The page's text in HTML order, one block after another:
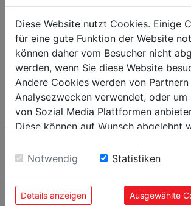
Sierra de cinta
Dimensiones lija mm
Velocidad banda abrasiva
m/min
20/
Peso
Peso bruto kg
Embalaje
Diese Website nutzt Cookies. Einige
für eine gute Funktion der Website
können daher vom Besucher nicht
werden, wenn Sie diese Website
Andere Cookies werden von Partnern
Analysezwecken verwendet, oder um
von Sozial Media Plattformen
Diese können auf Wunsch abgelehnt
Einwilligung zu unseren Cookies.
Notwendig Statistiken
Details anzeigen Ausgewählte